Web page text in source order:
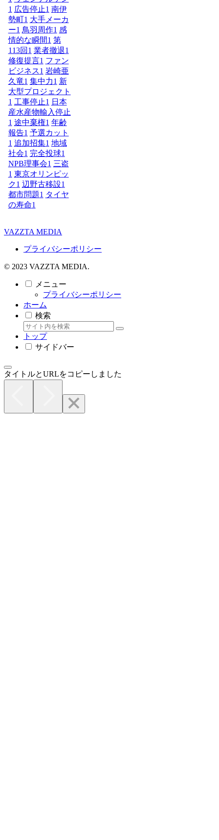
1 広告停止1 南伊
勢町1 大手メーカ
ー1 鳥羽周作1 感
情的な瞬間1 第
113回 1 業者撤退1
修復提言1 ファン
ビジネス1 岩崎亜
久竜1 集中力1 新
大型プロジェクト
1 工事停止1 日本
産水産物輸入停止
1 途中棄権1 年齢
報告1 予選カット
1 追加招集1 地域
社会1 完全投球1
NPB理事会1 三盗
1 東京オリンピッ
ク1 辺野古移設1
都市問題1 タイヤ
の寿命1
VAZZTA MEDIA
プライバシーポリシー
© 2023 VAZZTA MEDIA.
メニュー
プライバシーポリシー
ホーム
検索
トップ
サイドバー
タイトルとURLをコピーしました